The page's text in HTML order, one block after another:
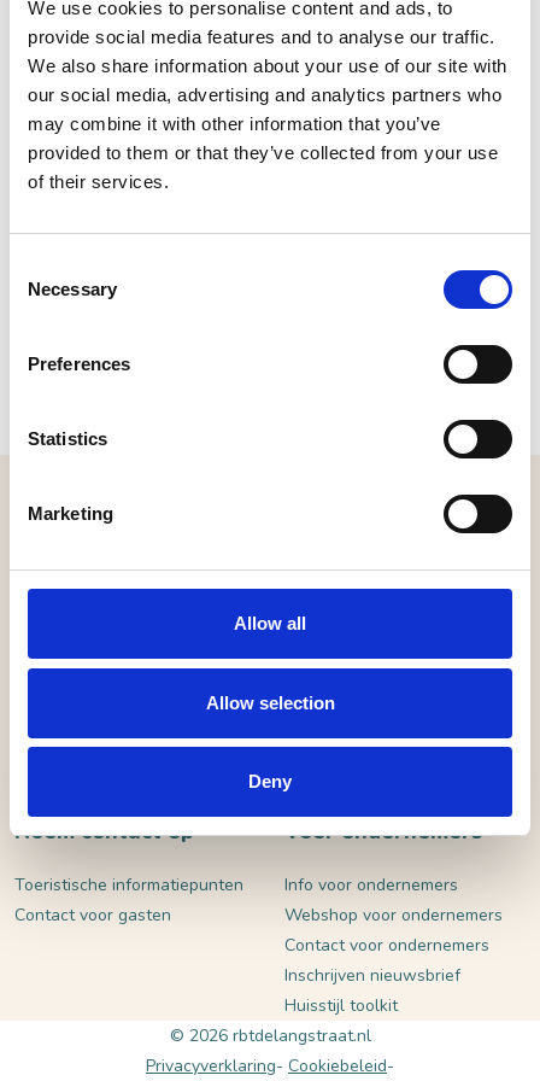
We use cookies to personalise content and ads, to
provide social media features and to analyse our traffic.
We also share information about your use of our site with
our social media, advertising and analytics partners who
may combine it with other information that you’ve
provided to them or that they’ve collected from your use
of their services.
Selection
Necessary
Preferences
Statistics
Marketing
Allow all
Allow selection
Deny
Honderdbunderweg 25, 5251 KR Vlijmen
Bel:06-57416319|Stuur een e-mail
Plan je route
Bekijk website
Neem contact op
Toeristische informatiepunten
Contact voor gasten
Voor ondernemers
Info voor ondernemers
Webshop voor ondernemers
Contact voor ondernemers
Inschrijven nieuwsbrief
Huisstijl toolkit
© 2026 rbtdelangstraat.nl
Privacyverklaring Cookiebeleid